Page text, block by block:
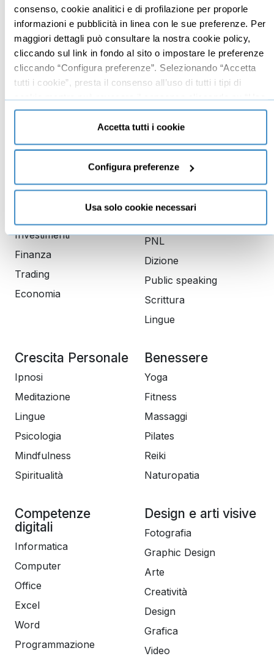
consenso, cookie analitici e di profilazione per proporle
informazioni e pubblicità in linea con le sue preferenze. Per
maggiori dettagli può consultare la nostra cookie policy,
cliccando sul link in fondo al sito o impostare le preferenze
cliccando “Configura preferenze”. Selezionando “Accetta
tutti i cookie”, presta il consenso all’uso di tutti i tipi di
cookie mentre può revocare il consenso cliccando su “Usa
solo cookie necessari” e saranno attivati i soli cookie
tecnici necessari al corretto funzionamento del sito.
Accetta tutti i cookie
Configura preferenze
Usa solo cookie necessari
Imprenditoria
Risorse Umane
Vendita
Branding
Leadership
Produttività
Gestione aziendale
Social media manager
E-commerce
Data analyst
Investimenti
Finanza
Trading
Economia
Comunicazione
Copywriting
PNL
Dizione
Public speaking
Scrittura
Lingue
Crescita Personale
Ipnosi
Meditazione
Lingue
Psicologia
Mindfulness
Spiritualità
Benessere
Yoga
Fitness
Massaggi
Pilates
Reiki
Naturopatia
Competenze
digitali
Informatica
Computer
Office
Excel
Word
Programmazione
Design e arti visive
Fotografia
Graphic Design
Arte
Creatività
Design
Grafica
Video